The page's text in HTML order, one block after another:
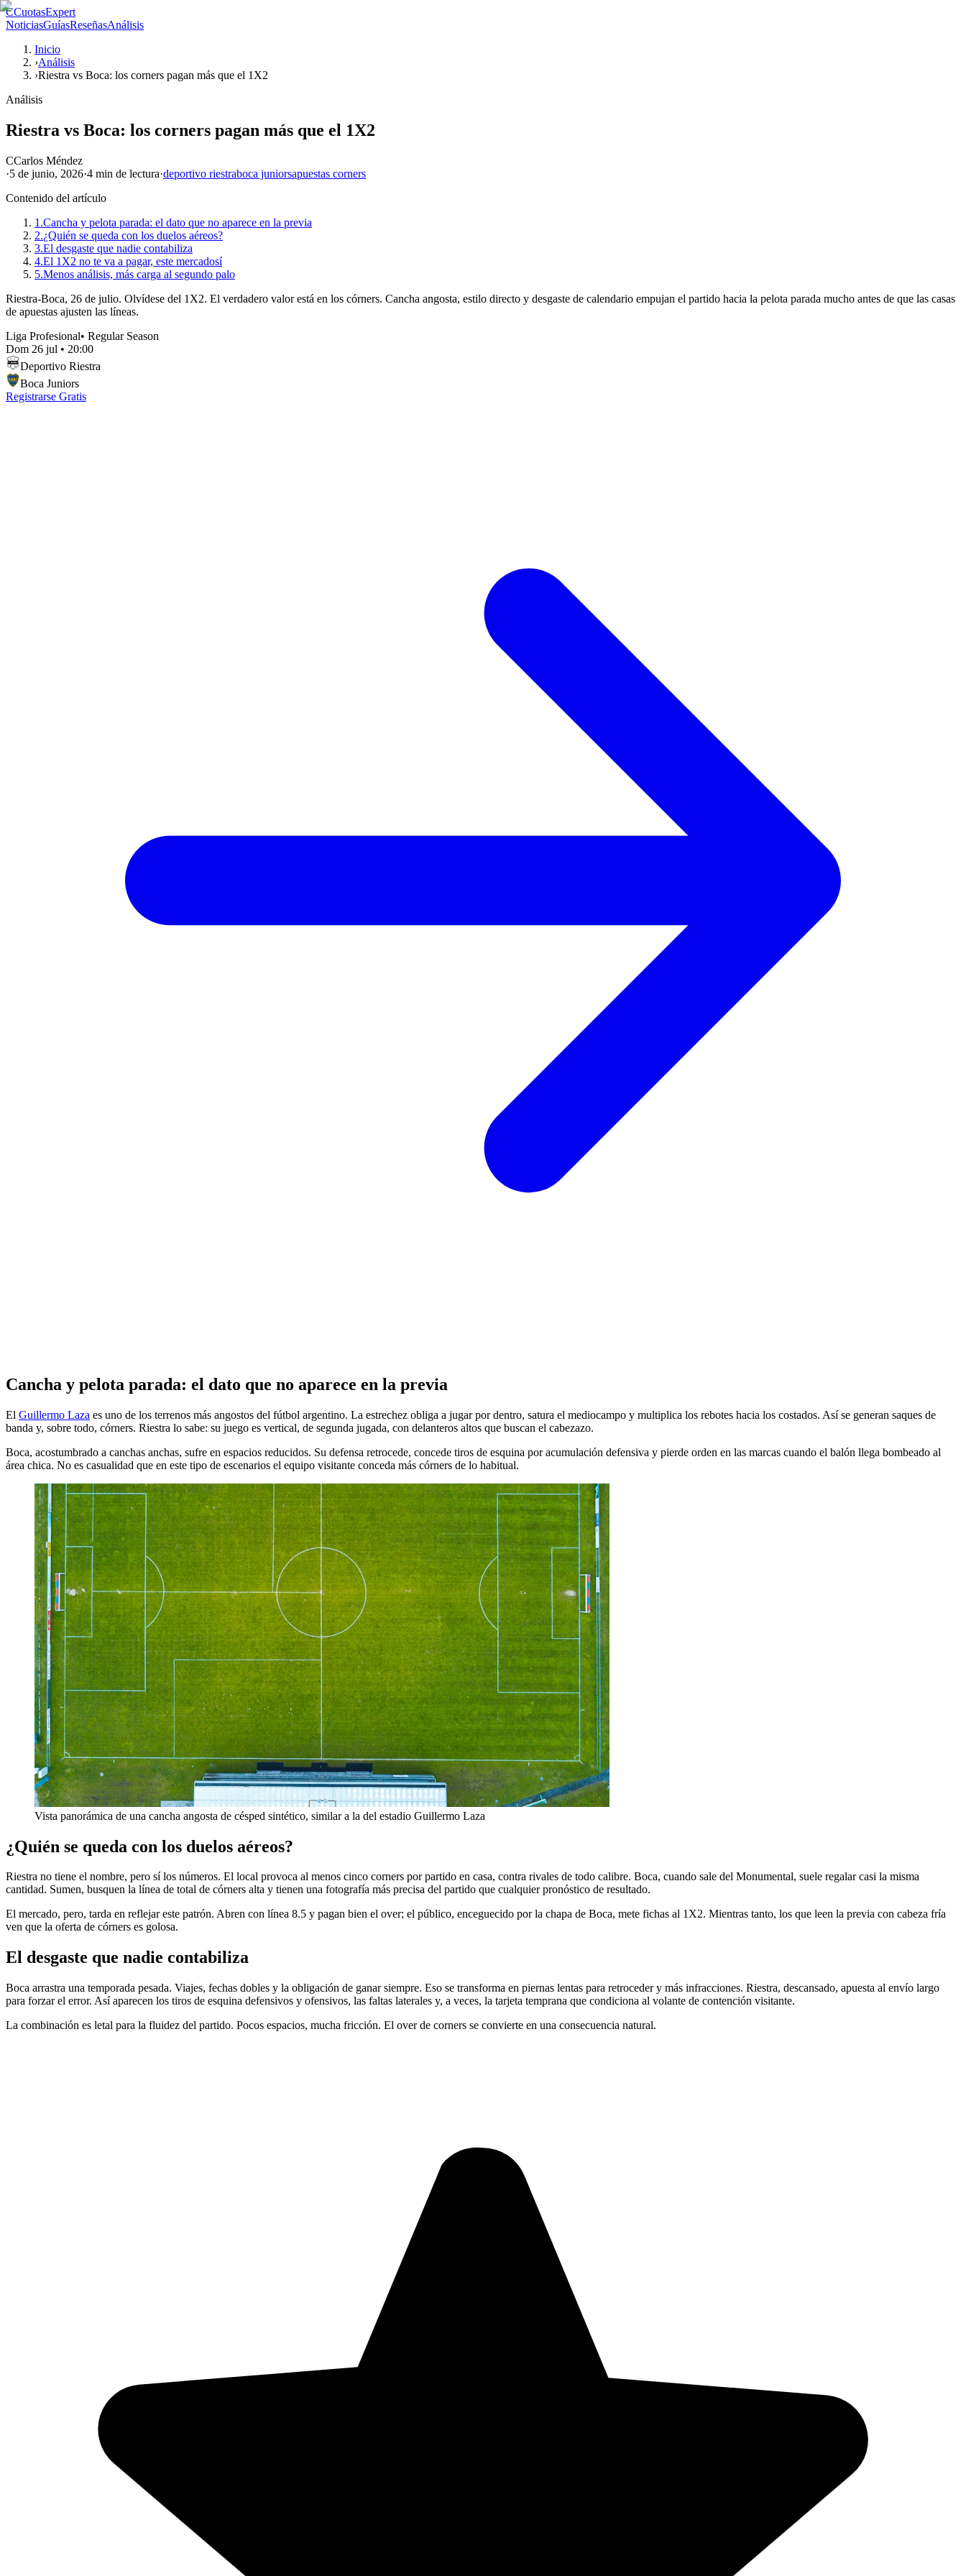
CCuotasExpert
NoticiasGuíasReseñasAnálisis
Inicio
›Análisis
›Riestra vs Boca: los corners pagan más que el 1X2
Análisis
Riestra vs Boca: los corners pagan más que el 1X2
CCarlos Méndez
·5 de junio, 2026·4 min de lectura·deportivo riestraboca juniorsapuestas corners
Contenido del artículo
1.Cancha y pelota parada: el dato que no aparece en la previa
2.¿Quién se queda con los duelos aéreos?
3.El desgaste que nadie contabiliza
4.El 1X2 no te va a pagar, este mercadosí
5.Menos análisis, más carga al segundo palo
Riestra-Boca, 26 de julio. Olvídese del 1X2. El verdadero valor está en los córners. Cancha angosta, estilo directo y desgaste de calendario empujan el partido hacia la pelota parada mucho antes de que las casas
de apuestas ajusten las líneas.
Liga Profesional• Regular Season
Dom 26 jul • 20:00
Deportivo Riestra
Boca Juniors
Registrarse Gratis
Cancha y pelota parada: el dato que no aparece en la previa
El Guillermo Laza es uno de los terrenos más angostos del fútbol argentino. La estrechez obliga a jugar por dentro, satura el mediocampo y multiplica los rebotes hacia los costados. Así se generan saques de
banda y, sobre todo, córners. Riestra lo sabe: su juego es vertical, de segunda jugada, con delanteros altos que buscan el cabezazo.
Boca, acostumbrado a canchas anchas, sufre en espacios reducidos. Su defensa retrocede, concede tiros de esquina por acumulación defensiva y pierde orden en las marcas cuando el balón llega bombeado al
área chica. No es casualidad que en este tipo de escenarios el equipo visitante conceda más córners de lo habitual.
Vista panorámica de una cancha angosta de césped sintético, similar a la del estadio Guillermo Laza
¿Quién se queda con los duelos aéreos?
Riestra no tiene el nombre, pero sí los números. El local provoca al menos cinco corners por partido en casa, contra rivales de todo calibre. Boca, cuando sale del Monumental, suele regalar casi la misma
cantidad. Sumen, busquen la línea de total de córners alta y tienen una fotografía más precisa del partido que cualquier pronóstico de resultado.
El mercado, pero, tarda en reflejar este patrón. Abren con línea 8.5 y pagan bien el over; el público, enceguecido por la chapa de Boca, mete fichas al 1X2. Mientras tanto, los que leen la previa con cabeza fría
ven que la oferta de córners es golosa.
El desgaste que nadie contabiliza
Boca arrastra una temporada pesada. Viajes, fechas dobles y la obligación de ganar siempre. Eso se transforma en piernas lentas para retroceder y más infracciones. Riestra, descansado, apuesta al envío largo
para forzar el error. Así aparecen los tiros de esquina defensivos y ofensivos, las faltas laterales y, a veces, la tarjeta temprana que condiciona al volante de contención visitante.
La combinación es letal para la fluidez del partido. Pocos espacios, mucha fricción. El over de corners se convierte en una consecuencia natural.